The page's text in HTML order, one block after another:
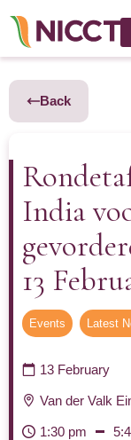
Back
India
13
Events Latest
13 February
Van der Valk
1:30 pm